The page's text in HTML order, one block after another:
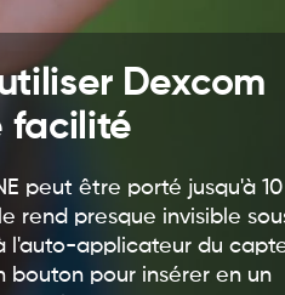
Dexcom
facilité
peut être porté jusqu'à 10
rend presque invisible
l'auto-applicateur du
bouton pour insérer en un